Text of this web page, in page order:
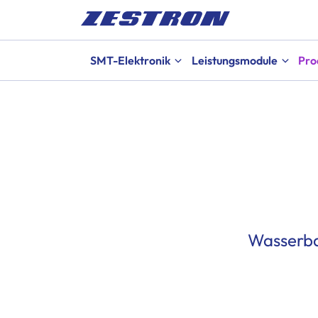
SMT-Elektronik Leistungsmodule